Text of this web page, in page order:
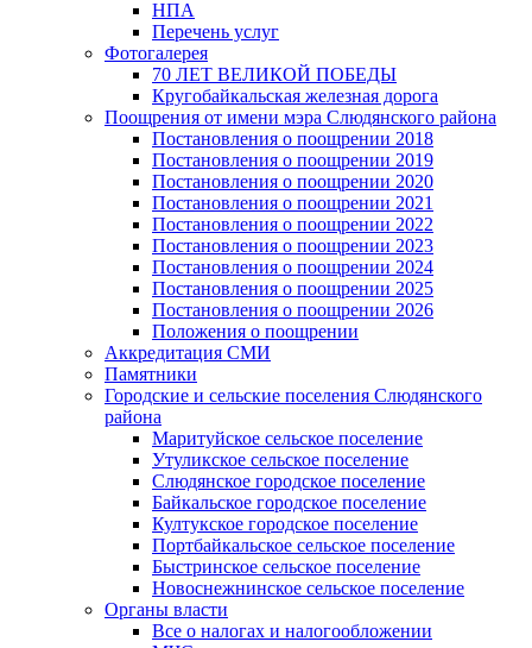
НПА
Перечень услуг
Фотогалерея
70 ЛЕТ ВЕЛИКОЙ ПОБЕДЫ
Кругобайкальская железная дорога
Поощрения от имени мэра Слюдянского района
Постановления о поощрении 2018
Постановления о поощрении 2019
Постановления о поощрении 2020
Постановления о поощрении 2021
Постановления о поощрении 2022
Постановления о поощрении 2023
Постановления о поощрении 2024
Постановления о поощрении 2025
Постановления о поощрении 2026
Положения о поощрении
Аккредитация СМИ
Памятники
Городские и сельские поселения Слюдянского
района
Маритуйское сельское поселение
Утуликское сельское поселение
Слюдянское городское поселение
Байкальское городское поселение
Култукское городское поселение
Портбайкальское сельское поселение
Быстринское сельское поселение
Новоснежнинское сельское поселение
Органы власти
Все о налогах и налогообложении